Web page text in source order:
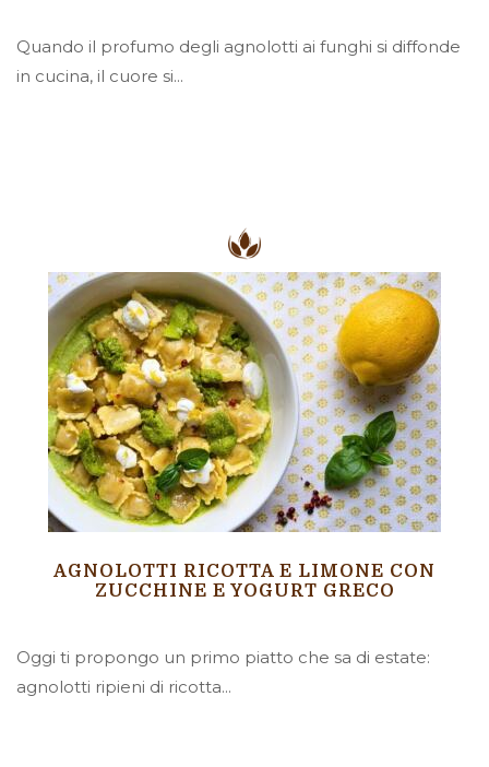
Quando il profumo degli agnolotti ai funghi si diffonde
in cucina, il cuore si...
AGNOLOTTI RICOTTA E LIMONE CON
ZUCCHINE E YOGURT GRECO
Oggi ti propongo un primo piatto che sa di estate:
agnolotti ripieni di ricotta...